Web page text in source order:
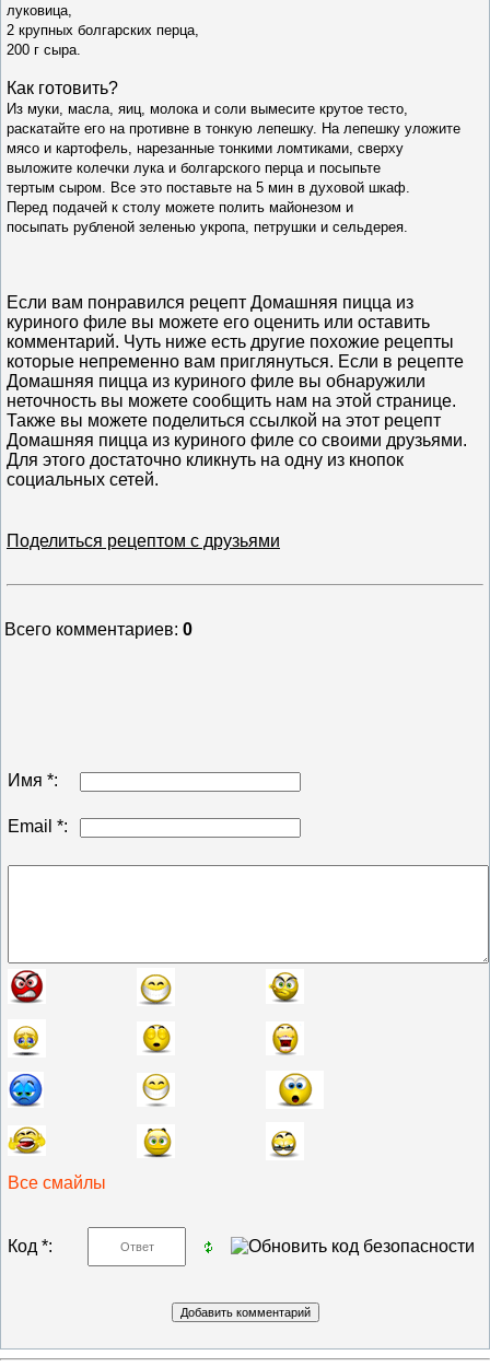
луковица,
2 крупных болгарских перца,
200 г сыра.
Как готовить?
Из муки, масла, яиц, молока и соли вымесите крутое тесто,
раскатайте его на противне в тонкую лепешку. На лепешку уложите
мясо и картофель, нарезанные тонкими ломтиками, сверху
выложите колечки лука и болгарского перца и посыпьте
тертым сыром. Все это поставьте на 5 мин в духовой шкаф.
Перед подачей к столу можете полить майонезом и
посыпать рубленой зеленью укропа, петрушки и сельдерея.
Если вам понравился рецепт Домашняя пицца из
куриного филе вы можете его оценить или оставить
комментарий. Чуть ниже есть другие похожие рецепты
которые непременно вам приглянуться. Если в рецепте
Домашняя пицца из куриного филе вы обнаружили
неточность вы можете сообщить нам на этой странице.
Также вы можете поделиться ссылкой на этот рецепт
Домашняя пицца из куриного филе со своими друзьями.
Для этого достаточно кликнуть на одну из кнопок
социальных сетей.
Поделиться рецептом с друзьями
Всего комментариев: 0
Имя *:
Email *:
Все смайлы
Код *: